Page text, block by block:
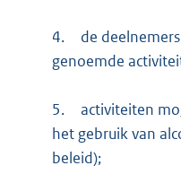
4.
de
genoemde
5.
activiteiten
het gebruik van
beleid);